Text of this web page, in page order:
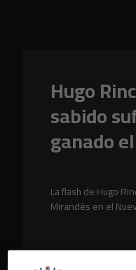
Hugo
sabido
ganado
La flash de Hugo
Mirandés en el